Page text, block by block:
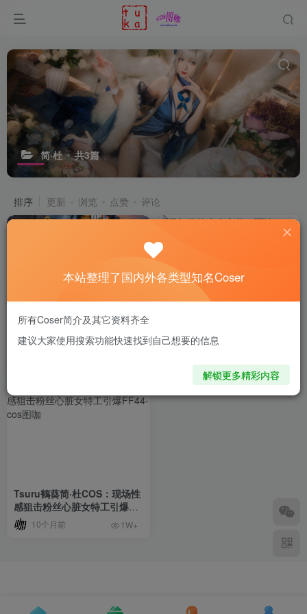
简·杜 共3篇
排序 更新 浏览 点赞 评论
致命眼神破壁！BANBANKO
半半子神级还原《绝区零》简·
_HaneAmeCOS简·杜的性感
Tsuru鶴葵简·杜COS：现场性
感狙击粉丝心脏女特工引爆
FF4410个月前 1W+
本站整理了国内外各类型知名Coser
所有Coser简介及其它资料齐全
建议大家使用搜索功能快速找到自己想要的信息
解锁更多精彩内容